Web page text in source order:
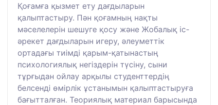
Қоғамға қызмет ету дағдыларын
қалыптастыру. Пән қоғамның нақты
мәселелерін шешуге қосу және Жобалық іс-
әрекет дағдыларын игеру, әлеуметтік
ортадағы тиімді қарым-қатынастың
психологиялық негіздерін түсіну, сыни
тұрғыдан ойлау арқылы студенттердің
белсенді өмірлік ұстанымын қалыптастыруға
бағытталған. Теориялық материал барысында